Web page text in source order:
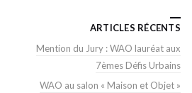
ARTICLES RÉCENTS
Mention du Jury : WAO lauréat aux
7èmes Défis Urbains
WAO au salon « Maison et Objet »